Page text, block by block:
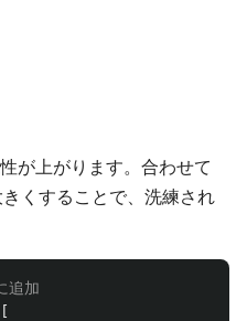
が上がります。合わせて
くすることで、洗練され
追加
[